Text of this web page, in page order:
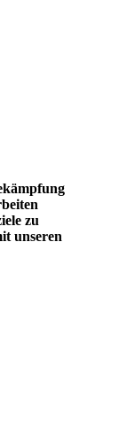
zu
unseren